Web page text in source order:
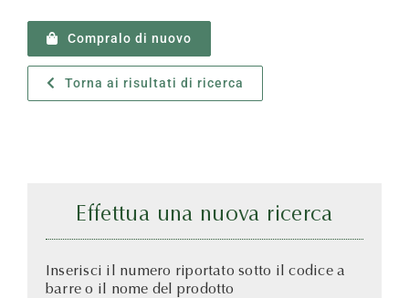
Compralo di nuovo
Torna ai risultati di ricerca
Effettua una nuova ricerca
Inserisci il numero riportato sotto il codice a
barre o il nome del prodotto